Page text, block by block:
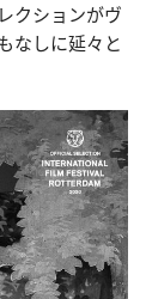
クションがヴ
なしに延々と